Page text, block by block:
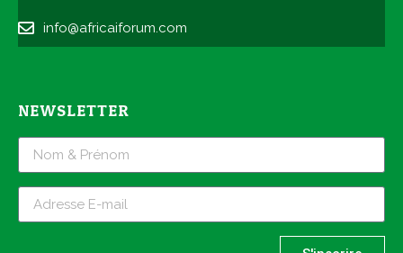
info@africaiforum.com
NEWSLETTER